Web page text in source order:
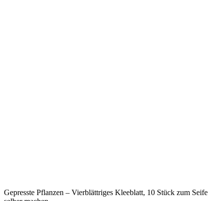
Gepresste Pflanzen – Vierblättriges Kleeblatt, 10 Stück zum Seife